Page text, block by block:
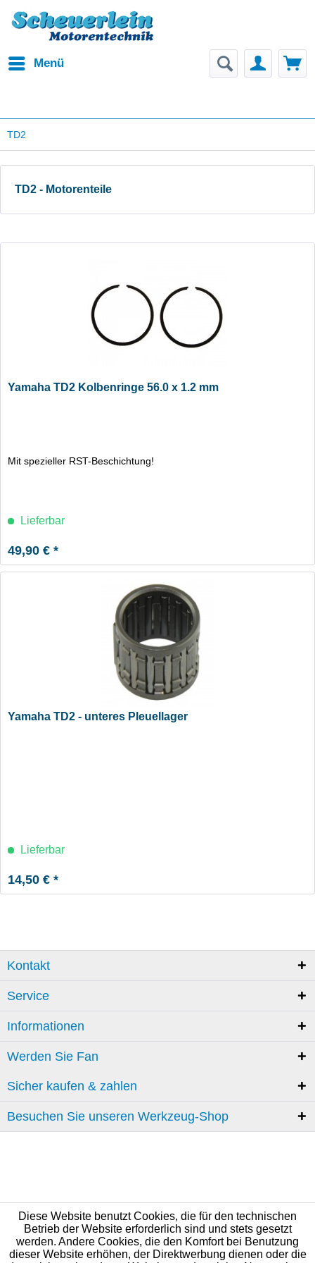
Menü
TD2
TD2 - Motorenteile
Yamaha TD2 Kolbenringe 56.0 x 1.2 mm
Mit spezieller RST-Beschichtung!
Lieferbar
49,90 € *
Yamaha TD2 - unteres Pleuellager
Lieferbar
14,50 € *
Kontakt
Service
Informationen
Werden Sie Fan
Sicher kaufen & zahlen
Besuchen Sie unseren Werkzeug-Shop
Diese Website benutzt Cookies, die für den technischen
Betrieb der Website erforderlich sind und stets gesetzt
werden. Andere Cookies, die den Komfort bei Benutzung
dieser Website erhöhen, der Direktwerbung dienen oder die